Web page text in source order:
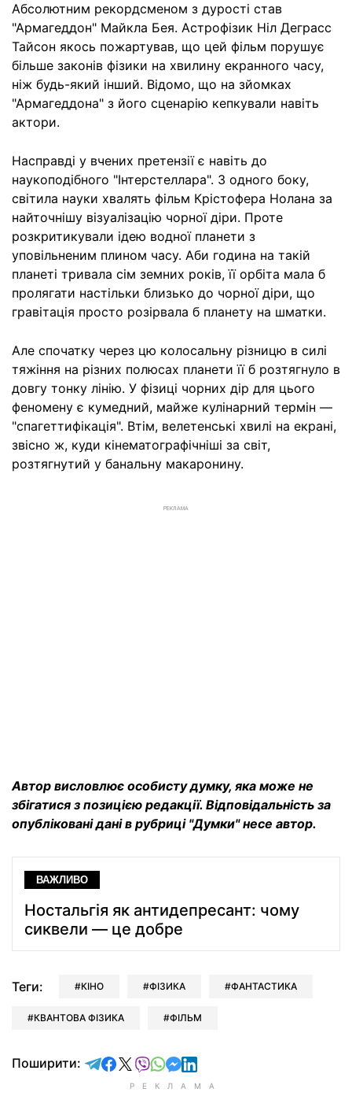
Абсолютним рекордсменом з дурості став
"Армагеддон" Майкла Бея. Астрофізик Ніл Деграсс
Тайсон якось пожартував, що цей фільм порушує
більше законів фізики на хвилину екранного часу,
ніж будь-який інший. Відомо, що на зйомках
"Армагеддона" з його сценарію кепкували навіть
актори.
Насправді у вчених претензії є навіть до
наукоподібного "Інтерстеллара". З одного боку,
світила науки хвалять фільм Крістофера Нолана за
найточнішу візуалізацію чорної діри. Проте
розкритикували ідею водної планети з
уповільненим плином часу. Аби година на такій
планеті тривала сім земних років, її орбіта мала б
пролягати настільки близько до чорної діри, що
гравітація просто розірвала б планету на шматки.
Але спочатку через цю колосальну різницю в силі
тяжіння на різних полюсах планети її б розтягнуло в
довгу тонку лінію. У фізиці чорних дір для цього
феномену є кумедний, майже кулінарний термін —
"спагеттифікація". Втім, велетенські хвилі на екрані,
звісно ж, куди кінематографічніші за світ,
розтягнутий у банальну макаронину.
РЕКЛАМА
Автор висловлює особисту думку, яка може не
збігатися з позицією редакції. Відповідальність за
опубліковані дані в рубриці "Думки" несе автор.
ВАЖЛИВО
Ностальгія як антидепресант: чому
сиквели — це добре
Теги: КІНО ФІЗИКА ФАНТАСТИКА
КВАНТОВА ФІЗИКА ФІЛЬМ
Поширити: відправити у Telegram
поділитись у Facebook
поділитись у X
відправити у Viber
відправити у Whatsapp
відправити у Messenger
відправити у LinkedIn